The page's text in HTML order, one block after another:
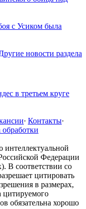
с Усиком была
новости раздела
в третьем круге
· Контакты·
интеллектуальной
Федерации
В соответствии со
цитировать
в размерах,
обязательна хорошо